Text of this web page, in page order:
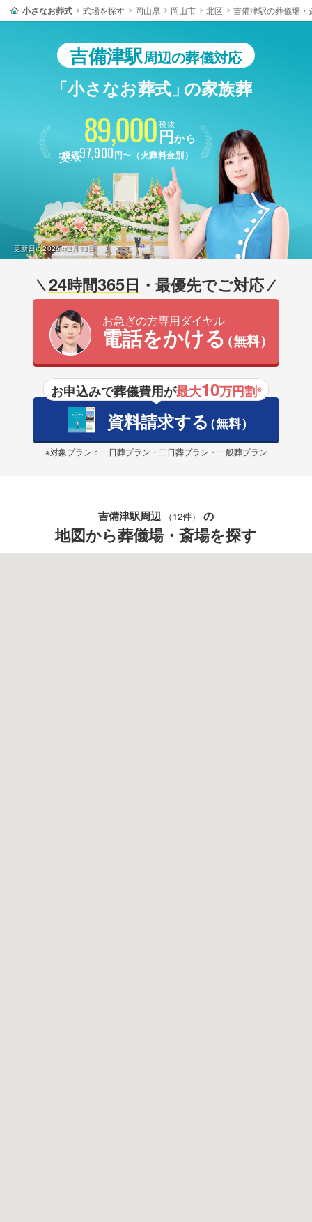
小さなお葬式 式場を探す 岡山県 岡山市 北区 吉備津駅の葬儀場・
吉備津駅周辺の葬儀対応
「小さなお葬式」の家族葬
更新日：2026年2月13日
89,000 税抜
円から
税込97,900円〜（火葬料金別）
24時間365日 ・最優先でご対応
お急ぎの方専用ダイヤル
電話をかける（無料）
お申込みで葬儀費用が最大10万円割※
資料請求する（無料）
※対象プラン：一日葬プラン・二日葬プラン・一般葬プラン
吉備津駅周辺 （12件） の
地図から葬儀場・斎場を探す